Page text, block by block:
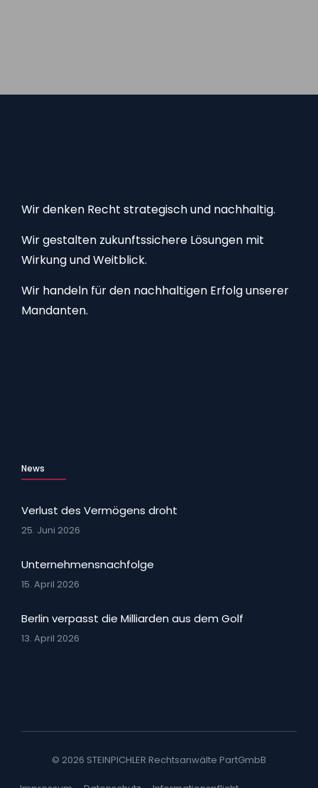
Wir denken Recht strategisch und nachhaltig.
Wir gestalten zukunftssichere Lösungen mit
Wirkung und Weitblick.
Wir handeln für den nachhaltigen Erfolg unserer
Mandanten.
News
Verlust des Vermögens droht
25. Juni 2026
Unternehmensnachfolge
15. April 2026
Berlin verpasst die Milliarden aus dem Golf
13. April 2026
© 2026 STEINPICHLER Rechtsanwälte PartGmbB